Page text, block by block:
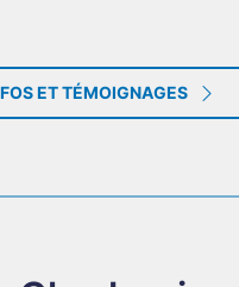
ET TÉMOIGNAGES